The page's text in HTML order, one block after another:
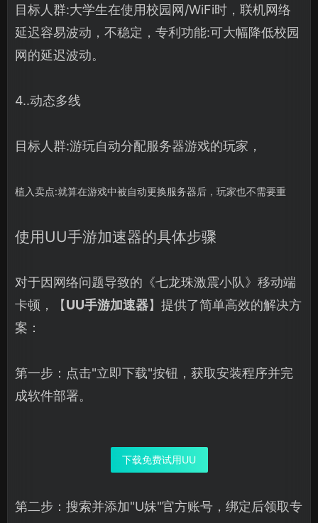
目标人群:大学生在使用校园网/WiFi时，联机网络
延迟容易波动，不稳定，专利功能:可大幅降低校园
网的延迟波动。
4..动态多线
目标人群:游玩自动分配服务器游戏的玩家，
植入卖点:就算在游戏中被自动更换服务器后，玩家也不需要重
使用UU手游加速器的具体步骤
对于因网络问题导致的《七龙珠激震小队》移动端
卡顿，【UU手游加速器】提供了简单高效的解决方
案：
第一步：点击"立即下载"按钮，获取安装程序并完
成软件部署。
下载免费试用UU
第二步：搜索并添加"U妹"官方账号，绑定后领取专